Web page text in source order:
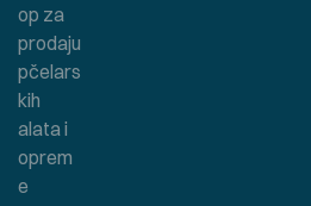
op za
prodaju
pčelars
kih
alata i
oprem
e